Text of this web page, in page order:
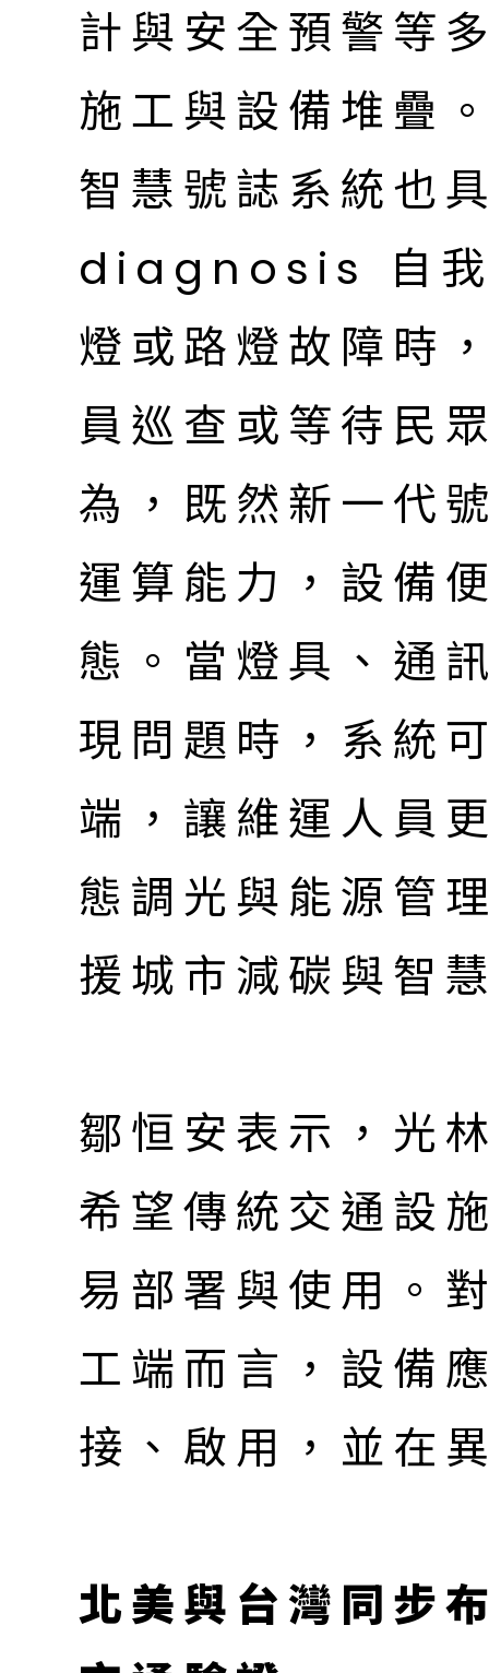
計與安全預警等
施工與設備堆疊
智慧號誌系統
diagnosis 自我
燈或路燈故障時
員巡查或等待民
為，既然新一代
運算能力，設備
態。當燈具、通
現問題時，系統
端，讓維運人員
態調光與能源管
援城市減碳與智
鄒恒安表示，光
希望傳統交通設
易部署與使用。
工端而言，設備
接、啟用，並在
北美與台灣同步